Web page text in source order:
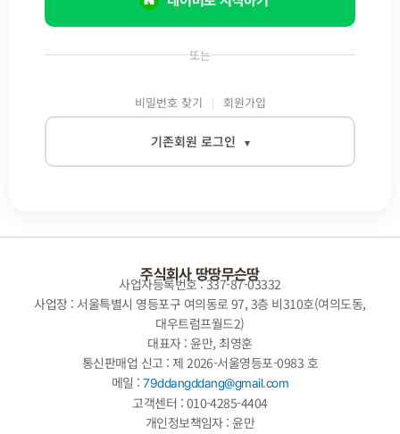
또는
비밀번호 찾기 회원가입
기존회원 로그인 ▾
로그인
주식회사 땅땅무슨땅
사업자등록번호 : 337-87-03332
사업장 : 서울특별시 영등포구 여의동로 97, 3층 비310호(여의도동,
대우트럼프월드2)
대표자 : 윤만, 최영훈
통신판매업 신고 : 제 2026-서울영등포-0983 호
메일 :79ddangddang@gmail.com
고객센터 : 010-4285-4404
개인정보책임자 : 윤만